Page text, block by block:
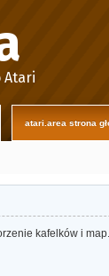
Atari
atari.area strona
kafelków i map.